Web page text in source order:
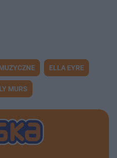
ELLA EYRE
MURS